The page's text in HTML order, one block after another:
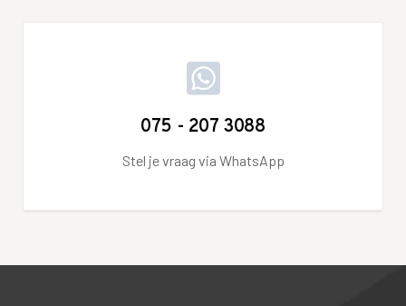
075 - 207 3088
Stel je vraag via WhatsApp